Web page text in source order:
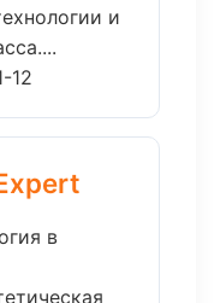
и
12
в